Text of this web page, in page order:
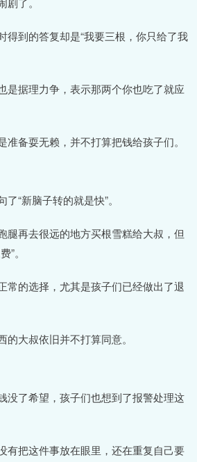
得到的答复却是“我要三根，你只给了我
是据理力争，表示那两个你也吃了就应
备耍无赖，并不打算把钱给孩子们。
“新脑子转的就是快”。
腿再去很远的地方买根雪糕给大叔，但
”。
常的选择，尤其是孩子们已经做出了退
大叔依旧并不打算同意。
没了希望，孩子们也想到了报警处理这
有把这件事放在眼里，还在重复自己要